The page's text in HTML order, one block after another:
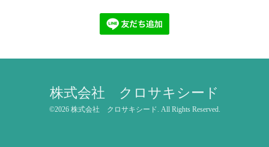
株式会社 クロサキシード
©2026 株式会社 クロサキシード . All Rights Reserved.